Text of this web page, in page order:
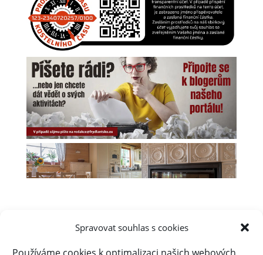
Spravovat souhlas s cookies